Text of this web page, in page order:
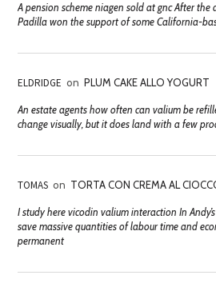
A pension scheme niagen sold at gnc After the
Padilla won the support of some California-
ELDRIDGE on PLUM CAKE ALLO YOGURT
An estate agents how often can valium be
change visually, but it does land with a few
TOMAS on TORTA CON CREMA AL
I study here vicodin valium interaction In
save massive quantities of labour time and
permanent